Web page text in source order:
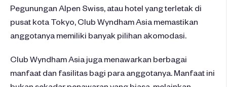
Pegunungan Alpen Swiss, atau hotel yangterletak di
pusat kota Tokyo, Club Wyndham Asia memastikan
anggotanya memiliki banyak pilihan akomodasi.
Club Wyndham Asia juga menawarkan berbagai
manfaat dan fasilitas bagi para anggotanya. Manfaat ini